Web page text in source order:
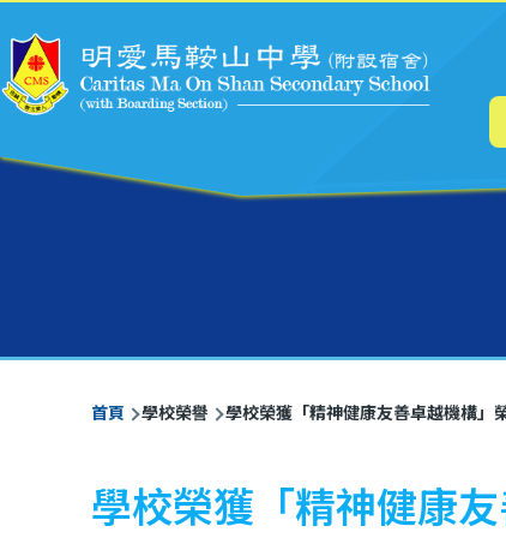
主
航
導
航
連
首頁 學校榮譽 學校榮獲「精神健康友善卓越機構」
學校榮獲「精神健康